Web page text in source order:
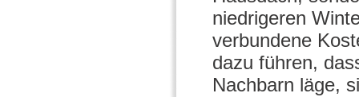
niedrigeren
verbundene
dazu führen,
Nachbarn läge,